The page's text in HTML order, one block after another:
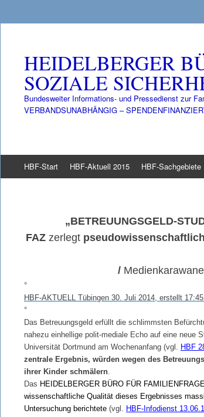
HEIDELBERGER
SOZIALE
Bundesweiter Informations- und Pressedienst zur
VERBANDSUNABHÄNGIG –
Inhalt
HBF-Start HBF-Aktuell 2015 HBF-Sachgebiete
„BETREUUNGSGELD-
FAZzerlegt
/
°
HBF-AKTUELL Tübingen 30. Juli 2014, erstellt
°
Das Betreuungsgeld erfüllt die schlimmsten
nahezu einhellige polit-mediale Echo auf eine neue
Universität Dortmund am Wochenanfang (vgl. HBF
zentrale Ergebnis, würden wegen des
ihrer Kinder schmälern
Das HEIDELBERGER BÜRO FÜR
wissenschaftliche Qualität dieses Ergebnisses
Untersuchung berichtete (vgl. HBF-Infodienst